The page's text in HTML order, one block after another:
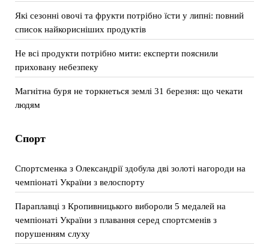
Які сезонні овочі та фрукти потрібно їсти у липні: повний
список найкорисніших продуктів
Не всі продукти потрібно мити: експерти пояснили
приховану небезпеку
Магнітна буря не торкнеться землі 31 березня: що чекати
людям
Спорт
Спортсменка з Олександрії здобула дві золоті нагороди на
чемпіонаті України з велоспорту
Параплавці з Кропивницького вибороли 5 медалей на
чемпіонаті України з плавання серед спортсменів з
порушенням слуху